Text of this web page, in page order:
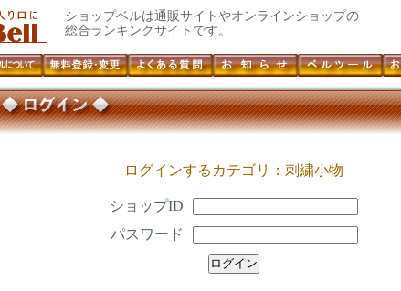
ショップベルは通販サイトやオンラインショップの
総合ランキングサイトです。
ログインするカテゴリ：刺繍小物
ショップID
パスワード